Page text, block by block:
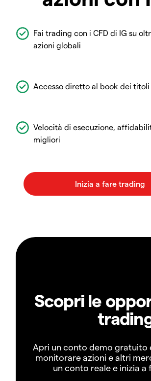
Fai trading con i CFD di IG su
azioni globali
Accesso diretto al book dei titoli
Velocità di esecuzione,
migliori
Scopri le
Apri un conto demo gratuito
monitorare azioni e altri
un conto reale e inizia a